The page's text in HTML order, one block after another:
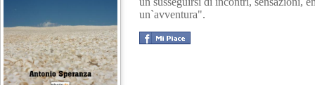
un`avventura".